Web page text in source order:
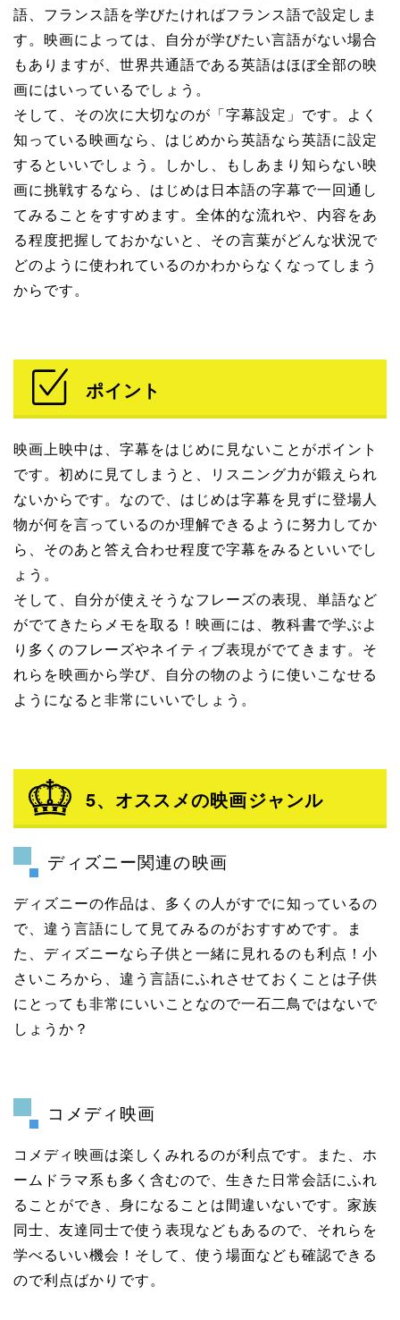
語、フランス語を学びたければフランス語で設定しま
す。映画によっては、自分が学びたい言語がない場合
もありますが、世界共通語である英語はほぼ全部の映
画にはいっているでしょう。
そして、その次に大切なのが「字幕設定」です。よく
知っている映画なら、はじめから英語なら英語に設定
するといいでしょう。しかし、もしあまり知らない映
画に挑戦するなら、はじめは日本語の字幕で一回通し
てみることをすすめます。全体的な流れや、内容をあ
る程度把握しておかないと、その言葉がどんな状況で
どのように使われているのかわからなくなってしまう
からです。
ポイント
映画上映中は、字幕をはじめに見ないことがポイント
です。初めに見てしまうと、リスニング力が鍛えられ
ないからです。なので、はじめは字幕を見ずに登場人
物が何を言っているのか理解できるように努力してか
ら、そのあと答え合わせ程度で字幕をみるといいでし
ょう。
そして、自分が使えそうなフレーズの表現、単語など
がでてきたらメモを取る！映画には、教科書で学ぶよ
り多くのフレーズやネイティブ表現がでてきます。そ
れらを映画から学び、自分の物のように使いこなせる
ようになると非常にいいでしょう。
5、オススメの映画ジャンル
ディズニー関連の映画
ディズニーの作品は、多くの人がすでに知っているの
で、違う言語にして見てみるのがおすすめです。ま
た、ディズニーなら子供と一緒に見れるのも利点！小
さいころから、違う言語にふれさせておくことは子供
にとっても非常にいいことなので一石二鳥ではないで
しょうか？
コメディ映画
コメディ映画は楽しくみれるのが利点です。また、ホ
ームドラマ系も多く含むので、生きた日常会話にふれ
ることができ、身になることは間違いないです。家族
同士、友達同士で使う表現などもあるので、それらを
学べるいい機会！そして、使う場面なども確認できる
ので利点ばかりです。